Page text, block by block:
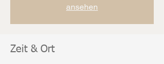
ansehen
Zeit & Ort